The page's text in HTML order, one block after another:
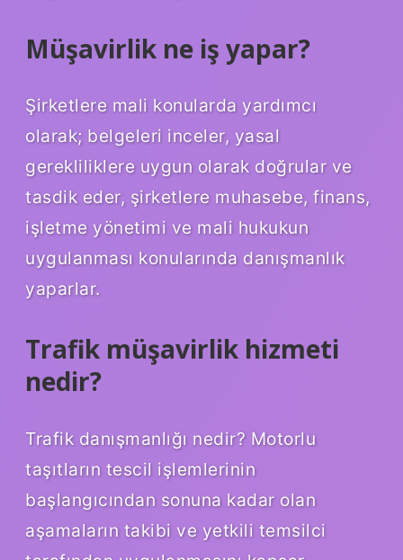
Müşavirlik ne iş yapar?
Şirketlere mali konularda yardımcı
olarak; belgeleri inceler, yasal
gerekliliklere uygun olarak doğrular ve
tasdik eder, şirketlere muhasebe, finans,
işletme yönetimi ve mali hukukun
uygulanması konularında danışmanlık
yaparlar.
Trafik müşavirlik hizmeti
nedir?
Trafik danışmanlığı nedir? Motorlu
taşıtların tescil işlemlerinin
başlangıcından sonuna kadar olan
aşamaların takibi ve yetkili temsilci